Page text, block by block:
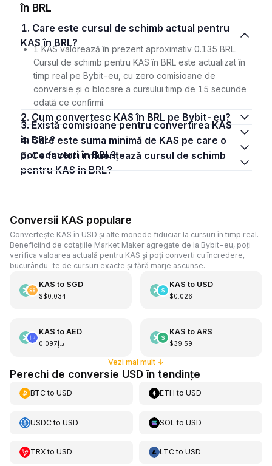
în BRL
1. Care este cursul de schimb actual pentru
KAS în BRL?
1 KAS valorează în prezent aproximativ 0.135 BRL.
Cursul de schimb pentru KAS în BRL este actualizat în
timp real pe Bybit-eu, cu zero comisioane de
conversie și o blocare a cursului timp de 15 secunde
odată ce confirmi.
2. Cum convertesc KAS în BRL pe Bybit-eu?
3. Există comisioane pentru convertirea KAS
în BRL?
4. Care este suma minimă de KAS pe care o
pot converti în BRL?
5. Ce factori influențează cursul de schimb
pentru KAS în BRL?
Conversii KAS populare
Convertește KAS în USD și alte monede fiduciar la cursuri în timp real.
Beneficiind de cotațiile Market Maker agregate de la Bybit-eu, poți
verifica valoarea actuală pentru KAS și poți converti cu încredere,
bucurându-te de cursuri exacte și fără marje ascunse.
KAS to SGD
S$0.034
KAS to USD
$0.026
KAS to AED
د.إ0.097
KAS to ARS
$39.59
Vezi mai mult↓
Perechi de conversie USD în tendințe
BTCto USD ETH toUSD
USDCto USD SOL toUSD
TRXto USD LTCtoUSD